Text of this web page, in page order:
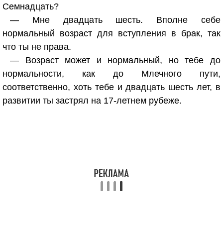
Семнадцать?
— Мне двадцать шесть. Вполне себе
нормальный возраст для вступления в брак, так
что ты не права.
— Возраст может и нормальный, но тебе до
нормальности, как до Млечного пути,
соответственно, хоть тебе и двадцать шесть лет, в
развитии ты застрял на 17-летнем рубеже.